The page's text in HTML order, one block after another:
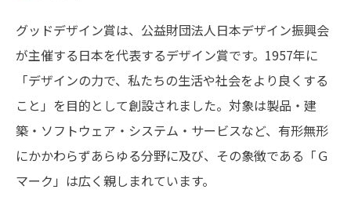
グッドデザイン賞は、公益財団法人日本デザイン振興会
が主催する日本を代表するデザイン賞です。1957年に
「デザインの力で、私たちの生活や社会をより良くする
こと」を目的として創設されました。対象は製品・建
築・ソフトウェア・システム・サービスなど、有形無形
にかかわらずあらゆる分野に及び、その象徴である「Ｇ
マーク」は広く親しまれています。